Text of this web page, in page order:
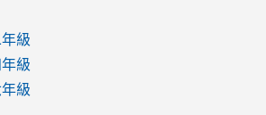
年級
年級
級